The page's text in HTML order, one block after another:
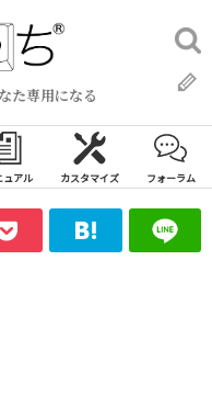
た専用になる
検
索:
ュアル カスタマイズ フォーラム